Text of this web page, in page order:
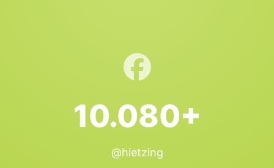
10.080+
@hietzing